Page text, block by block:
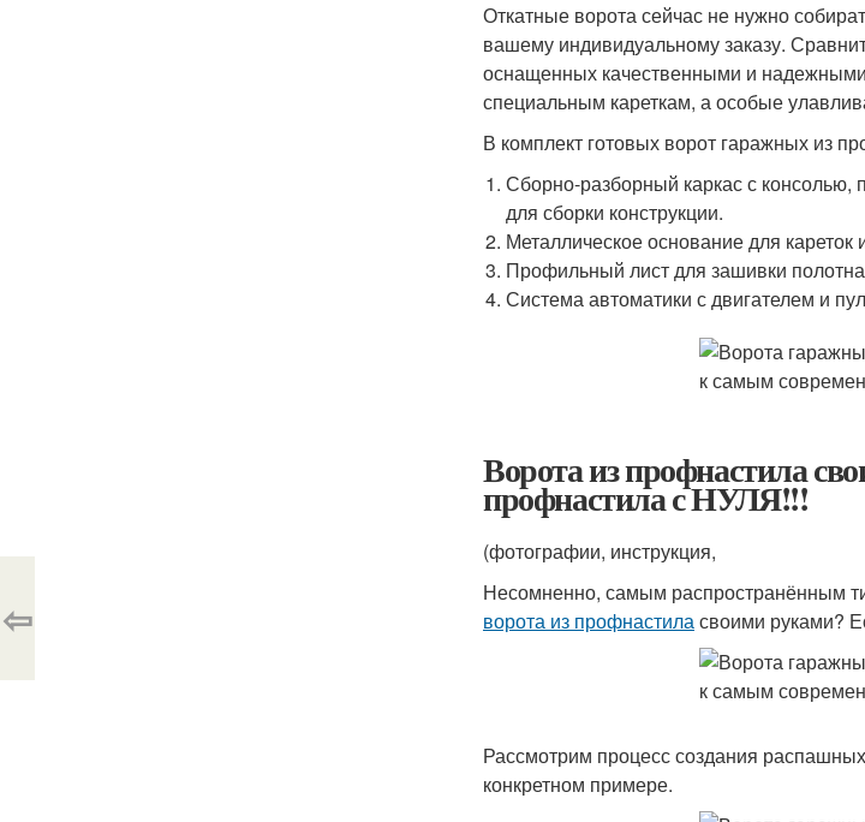
Откатные ворота сейчас не нужно
вашему индивидуальному заказу.
оснащенных качественными и
специальным кареткам, а особые
В комплект готовых ворот гаражных из
Сборно-разборный каркас с
для сборки конструкции.
Металлическое основание для
Профильный лист для зашивки
Система автоматики с двигателем и
Ворота из профнастила
профнастила с НУЛЯ!!!
(фотографии, инструкция,
Несомненно, самым распространённым
ворота из профнастиласвоими руками?
Рассмотрим процесс создания
конкретном примере.
⇦